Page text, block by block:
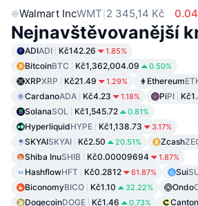
Walmart IncWMT 2 345,14 Kč
Nejnavštěvovanější
ADIADI Kč142.26 1.85%
BitcoinBTC Kč1,362,004.09 0.50%
XRPXRP Kč21.49 1.29% Ethereum
CardanoADA Kč4.23 1.18% PiPI
SolanaSOL Kč1,545.72 0.81%
HyperliquidHYPE Kč1,138.73 3.17%
SKYAISKYAI Kč2.50 20.51% Zcash
Shiba InuSHIB Kč0.00009694 1.87%
HashflowHFT Kč0.2812 61.87% Sui
BiconomyBICO Kč1.10 32.22% Ondo
DogecoinDOGE Kč1.46 0.73% Canton